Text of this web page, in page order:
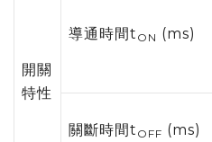
開關
特性
導通時間t ON (ms)
關斷時間t OFF (ms)